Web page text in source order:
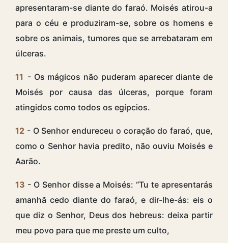
apresentaram-se diante do faraó. Moisés atirou-a
para o céu e produziram-se, sobre os homens e
sobre os animais, tumores que se arrebataram em
úlceras.
11 - Os mágicos não puderam aparecer diante de
Moisés por causa das úlceras, porque foram
atingidos como todos os egípcios.
12 - O Senhor endureceu o coração do faraó, que,
como o Senhor havia predito, não ouviu Moisés e
Aarão.
13 - O Senhor disse a Moisés: “Tu te apresentarás
amanhã cedo diante do faraó, e dir-lhe-ás: eis o
que diz o Senhor, Deus dos hebreus: deixa partir
meu povo para que me preste um culto,